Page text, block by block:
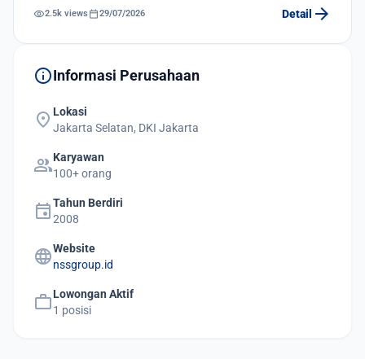
visibility2.5k views calendar_today29/07/2026 Detail arrow_forward
infoInformasi Perusahaan
location_on Lokasi
Jakarta Selatan, DKI Jakarta
groupKaryawan
100+ orang
eventTahun Berdiri
2008
languageWebsite
nssgroup.id
workLowongan Aktif
1 posisi